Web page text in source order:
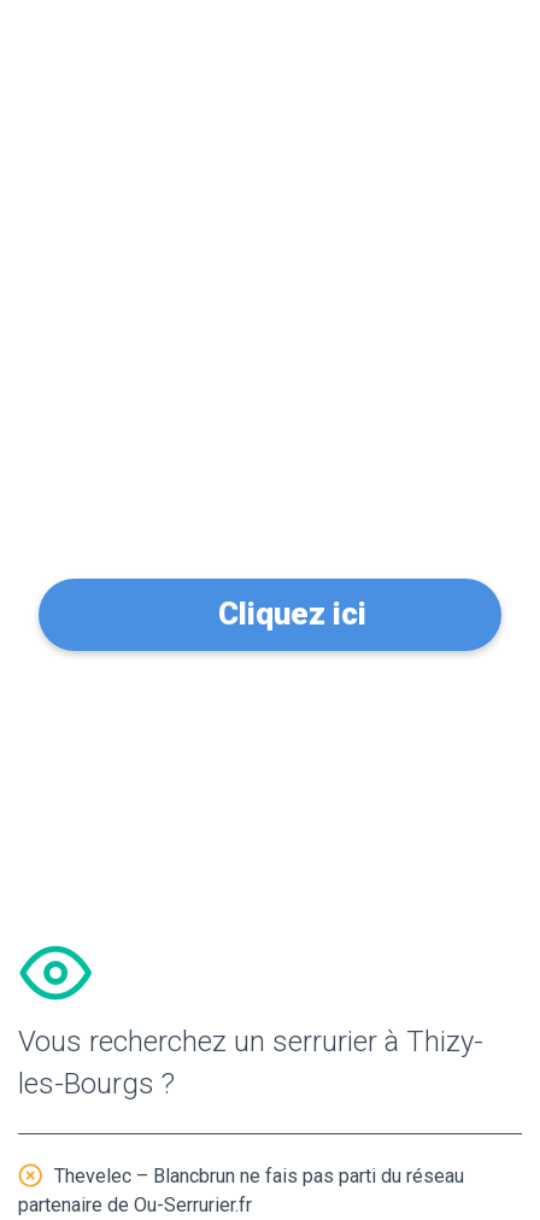
Cliquez ici
Vous recherchez un serrurier à Thizy-
les-Bourgs ?
Thevelec – Blancbrun ne fais pas parti du réseau
partenaire de Ou-Serrurier.fr